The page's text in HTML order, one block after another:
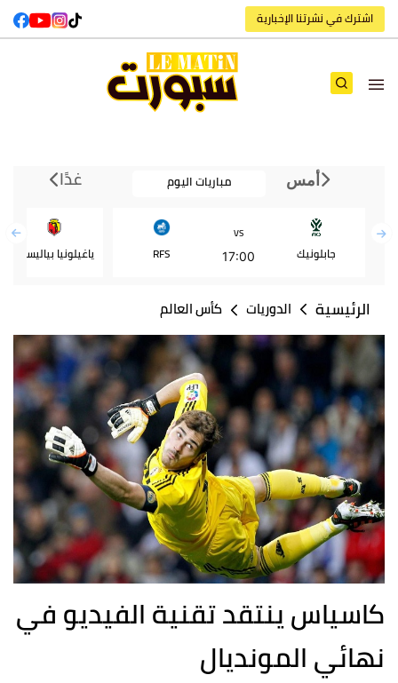
اشترك في نشرتنا الإخبارية
أمس مباريات اليوم غدًا
جابلونيك
VS
17:00
RFS
الرئيسية الدوريات كأس العالم
كاسياس ينتقد تقنية الفيديو في
نهائي المونديال